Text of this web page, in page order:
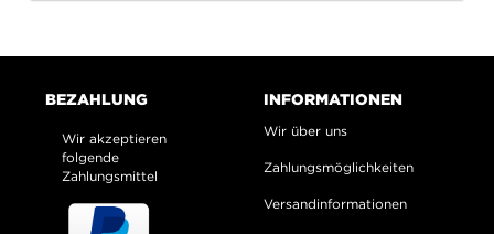
BEZAHLUNG
Wir akzeptieren
folgende
Zahlungsmittel
INFORMATIONEN
Wir über uns
Zahlungsmöglichkeiten
Versandinformationen